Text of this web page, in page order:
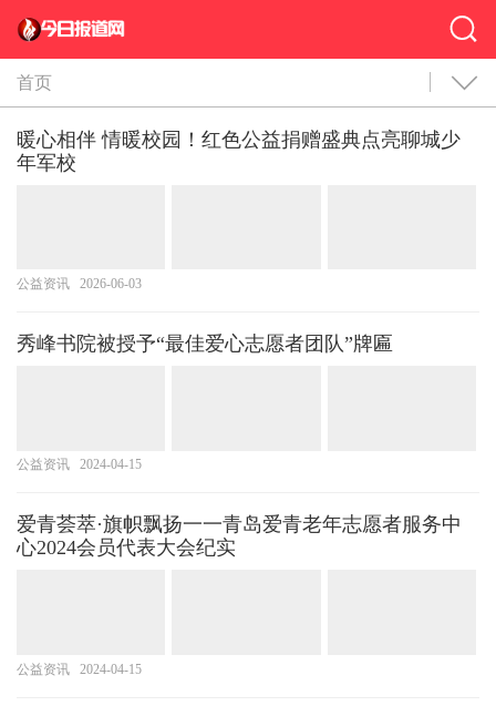
首页
暖心相伴 情暖校园！红色公益捐赠盛典点亮聊城少
年军校
公益资讯 2026-06-03
秀峰书院被授予“最佳爱心志愿者团队”牌匾
公益资讯 2024-04-15
爱青荟萃·旗帜飘扬一一青岛爱青老年志愿者服务中
心2024会员代表大会纪实
公益资讯 2024-04-15